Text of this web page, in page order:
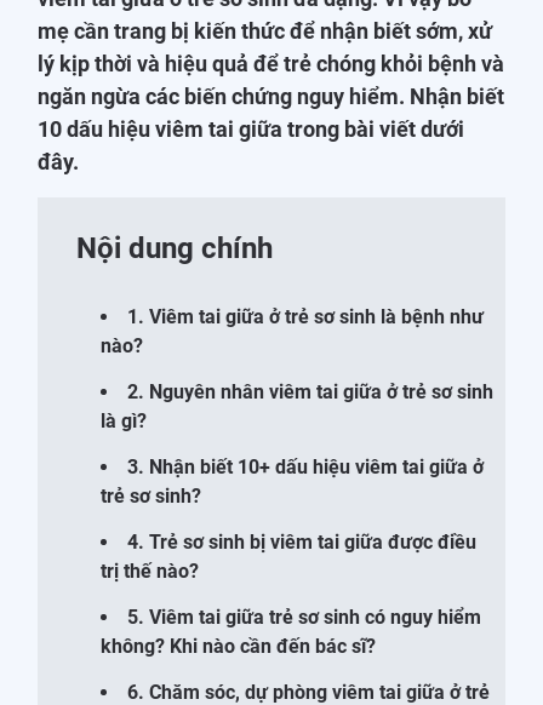
mẹ cần trang bị kiến thức để nhận biết sớm, xử
lý kịp thời và hiệu quả để trẻ chóng khỏi bệnh và
ngăn ngừa các biến chứng nguy hiểm. Nhận biết
10 dấu hiệu viêm tai giữa trong bài viết dưới
đây.
Nội dung chính
1. Viêm tai giữa ở trẻ sơ sinh là bệnh như
nào?
2. Nguyên nhân viêm tai giữa ở trẻ sơ sinh
là gì?
3. Nhận biết 10+ dấu hiệu viêm tai giữa ở
trẻ sơ sinh?
4. Trẻ sơ sinh bị viêm tai giữa được điều
trị thế nào?
5. Viêm tai giữa trẻ sơ sinh có nguy hiểm
không? Khi nào cần đến bác sĩ?
6. Chăm sóc, dự phòng viêm tai giữa ở trẻ